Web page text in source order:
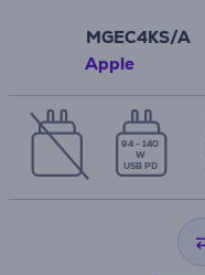
MGEC4KS/A
Apple
94 - 140
W
USB PD